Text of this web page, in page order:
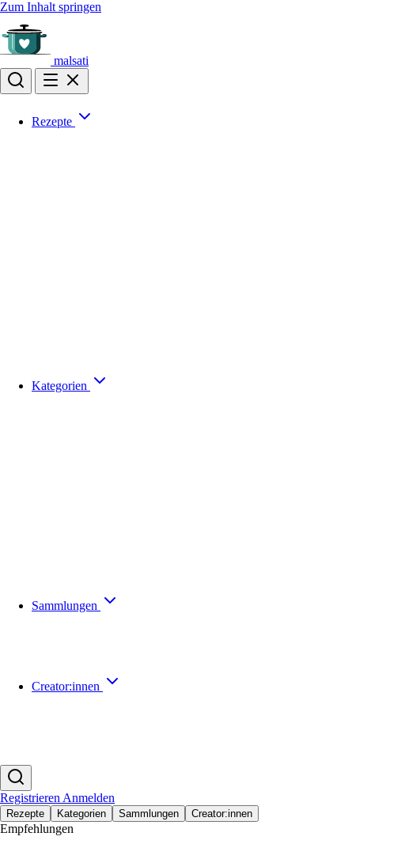
Zum Inhalt springen
malsati
Rezepte
Kategorien
Sammlungen
Creator:innen
Registrieren Anmelden
Rezepte Kategorien Sammlungen Creator:innen
Empfehlungen